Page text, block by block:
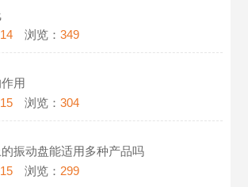
浏览：349
用
浏览：304
振动盘能适用多种产品吗
浏览： 299